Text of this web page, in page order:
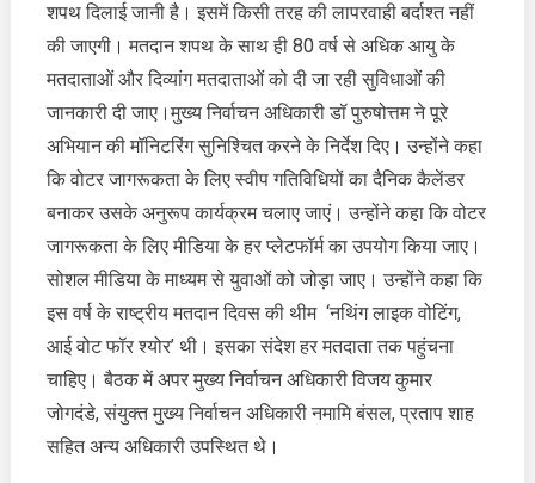
शपथ दिलाई जानी है। इसमें किसी तरह की लापरवाही बर्दाश्त नहीं
की जाएगी। मतदान शपथ के साथ ही 80 वर्ष से अधिक आयु के
मतदाताओं और दिव्यांग मतदाताओं को दी जा रही सुविधाओं की
जानकारी दी जाए।मुख्य निर्वाचन अधिकारी डॉ पुरुषोत्तम ने पूरे
अभियान की मॉनिटरिंग सुनिश्चित करने के निर्देश दिए। उन्होंने कहा
कि वोटर जागरूकता के लिए स्वीप गतिविधियों का दैनिक कैलेंडर
बनाकर उसके अनुरूप कार्यक्रम चलाए जाएं। उन्होंने कहा कि वोटर
जागरूकता के लिए मीडिया के हर प्लेटफॉर्म का उपयोग किया जाए।
सोशल मीडिया के माध्यम से युवाओं को जोड़ा जाए। उन्होंने कहा कि
इस वर्ष के राष्ट्रीय मतदान दिवस की थीम ‘नथिंग लाइक वोटिंग,
आई वोट फॉर श्योर’ थी। इसका संदेश हर मतदाता तक पहुंचना
चाहिए। बैठक में अपर मुख्य निर्वाचन अधिकारी विजय कुमार
जोगदंडे, संयुक्त मुख्य निर्वाचन अधिकारी नमामि बंसल, प्रताप शाह
सहित अन्य अधिकारी उपस्थित थे।